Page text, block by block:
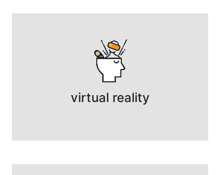
virtual reality